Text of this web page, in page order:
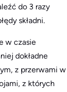
do 3 razy
składni.
w czasie
dokładne
z przerwami w
z których